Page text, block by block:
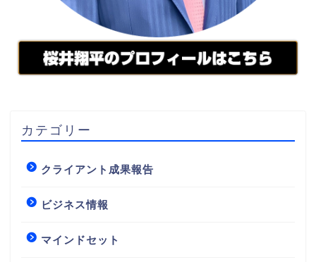
カテゴリー
クライアント成果報告
ビジネス情報
マインドセット